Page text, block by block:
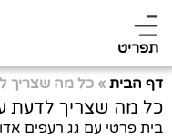
דף הבית » כל מה שצריך
כל מה שצריך לדעת
בית פרטי עם גג רעפים
תפריט